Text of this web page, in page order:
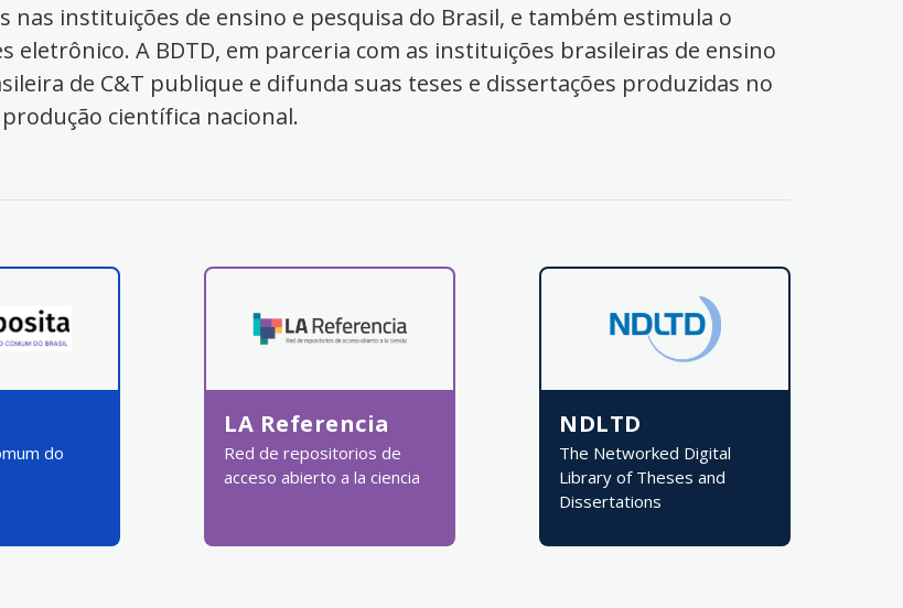
nas instituições de ensino e pesquisa do Brasil, e também estimula o
eletrônico. A BDTD, em parceria com as instituições brasileiras de ensino
de C&T publique e difunda suas teses e dissertações produzidas no
científica nacional.
do
LA Referencia
Red de repositorios de
acceso abierto a la ciencia
NDLTD
The Networked Digital
Library of Theses and
Dissertations